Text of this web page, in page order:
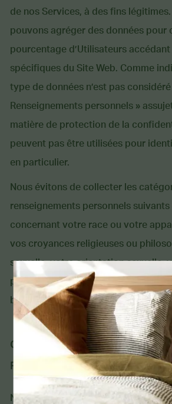
de nos Services, à des fins
pouvons agréger des données pour
pourcentage d’Utilisateurs
spécifiques du Site Web. Comme
type de données n’est pas
Renseignements personnels »
matière de protection de la
peuvent pas être utilisées pour
en particulier.
Nous évitons de collecter les
renseignements personnels
concernant votre race ou votre
vos croyances religieuses ou
sexuelle, votre orientation sexuelle,
politiques, votre santé et vos
biométriques.
COMMENTS NOUS
RENSEIGNEMENTS
Nous n’utiliserons les